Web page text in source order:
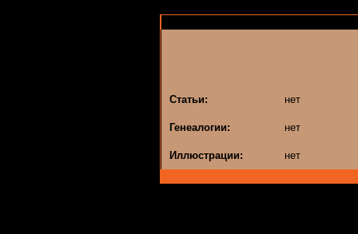
Статьи: нет
Генеалогии: нет
Иллюстрации: нет